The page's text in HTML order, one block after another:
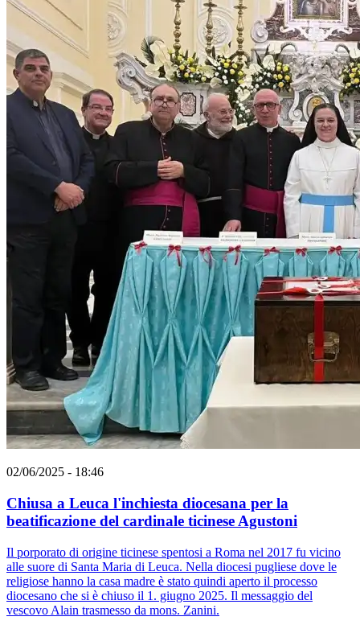
02/06/2025 - 18:46
Chiusa a Leuca l'inchiesta diocesana per la
beatificazione del cardinale ticinese Agustoni
Il porporato di origine ticinese spentosi a Roma nel 2017 fu vicino
alle suore di Santa Maria di Leuca. Nella diocesi pugliese dove le
religiose hanno la casa madre è stato quindi aperto il processo
diocesano che si è chiuso il 1. giugno 2025. Il messaggio del
vescovo Alain trasmesso da mons. Zanini.